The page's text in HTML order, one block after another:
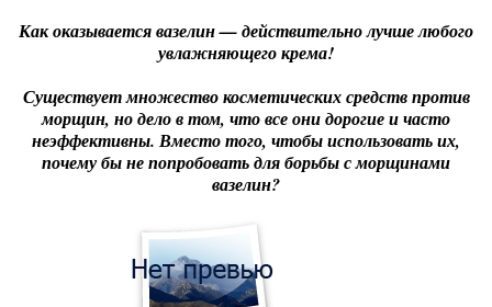
Как оказывается вазелин — действительно лучше любого
увлажняющего крема!
Существует множество косметических средств против
морщин, но дело в том, что все они дорогие и часто
неэффективны. Вместо того, чтобы использовать их,
почему бы не попробовать для борьбы с морщинами
вазелин?